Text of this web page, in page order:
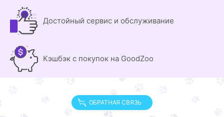
Достойный сервис и обслуживание
Кэшбэк с покупок на GoodZoo
ОБРАТНАЯ СВЯЗЬ